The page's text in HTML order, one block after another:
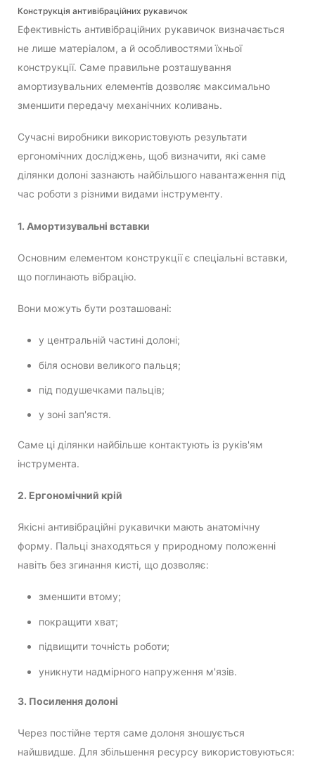
Конструкція антивібраційних рукавичок
Ефективність антивібраційних рукавичок визначається
не лише матеріалом, а й особливостями їхньої
конструкції. Саме правильне розташування
амортизувальних елементів дозволяє максимально
зменшити передачу механічних коливань.
Сучасні виробники використовують результати
ергономічних досліджень, щоб визначити, які саме
ділянки долоні зазнають найбільшого навантаження під
час роботи з різними видами інструменту.
1. Амортизувальні вставки
Основним елементом конструкції є спеціальні вставки,
що поглинають вібрацію.
Вони можуть бути розташовані:
у центральній частині долоні;
біля основи великого пальця;
під подушечками пальців;
у зоні зап'ястя.
Саме ці ділянки найбільше контактують із руків'ям
інструмента.
2. Ергономічний крій
Якісні антивібраційні рукавички мають анатомічну
форму. Пальці знаходяться у природному положенні
навіть без згинання кисті, що дозволяє:
зменшити втому;
покращити хват;
підвищити точність роботи;
уникнути надмірного напруження м'язів.
3. Посилення долоні
Через постійне тертя саме долоня зношується
найшвидше. Для збільшення ресурсу використовуються: